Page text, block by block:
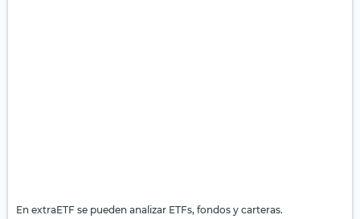
En extraETF se pueden analizar ETFs, fondos y carteras.